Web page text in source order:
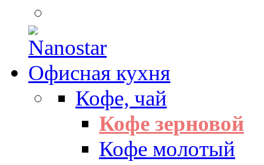
Офисная кухня
Кофе, чай
Кофе зерновой
Кофе молотый